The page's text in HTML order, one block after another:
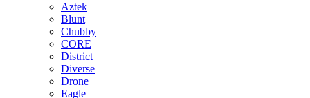
Aztek
Blunt
Chubby
CORE
District
Diverse
Drone
Eagle